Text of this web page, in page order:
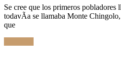
Se cree que los primeros pobladores
todavÃ­a se llamaba Monte
que